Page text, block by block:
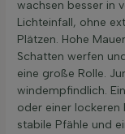
wachsen besser in
Lichteinfall, ohne
Plätzen. Hohe
Schatten werfen
eine große Rolle.
windempfindlich.
oder einer lockeren
stabile Pfähle und